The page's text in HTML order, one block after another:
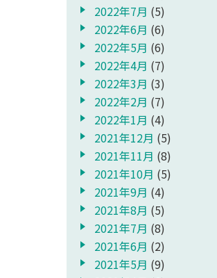
2022年7月 (5)
2022年6月 (6)
2022年5月 (6)
2022年4月 (7)
2022年3月 (3)
2022年2月 (7)
2022年1月 (4)
2021年12月 (5)
2021年11月 (8)
2021年10月 (5)
2021年9月 (4)
2021年8月 (5)
2021年7月 (8)
2021年6月 (2)
2021年5月 (9)